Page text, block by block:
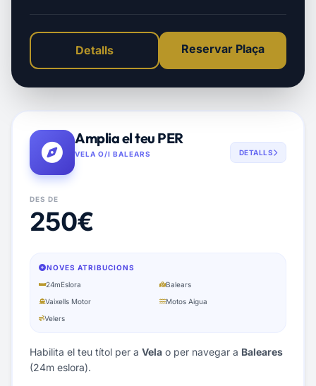
Detalls Reservar Plaça
Amplia el teu PER
VELA O/I BALEARS DETALLS
DES DE
250€
NOVES ATRIBUCIONS
24mEslora
Balears
Vaixells Motor
Motos Aigua
Velers
Habilita el teu títol per a Vela o per navegar a Baleares
(24m eslora).